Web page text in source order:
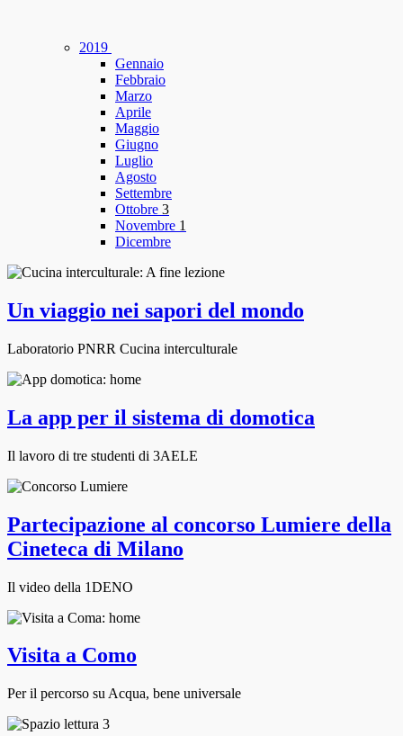
2019
Gennaio
Febbraio
Marzo
Aprile
Maggio
Giugno
Luglio
Agosto
Settembre
Ottobre 3
Novembre 1
Dicembre
Un viaggio nei sapori del mondo
Laboratorio PNRR Cucina interculturale
La app per il sistema di domotica
Il lavoro di tre studenti di 3AELE
Partecipazione al concorso Lumiere della
Cineteca di Milano
Il video della 1DENO
Visita a Como
Per il percorso su Acqua, bene universale